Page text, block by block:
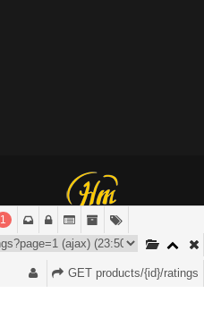
1
GET products/{id}/ratings